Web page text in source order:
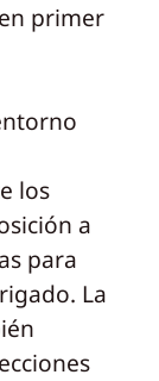
primer
los
a
para
La